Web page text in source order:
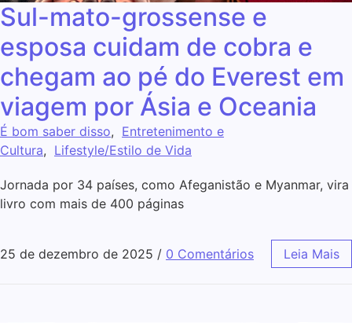
Sul-mato-grossense e
esposa cuidam de cobra e
chegam ao pé do Everest em
viagem por Ásia e Oceania
É bom saber disso, Entretenimento e
Cultura, Lifestyle/Estilo de Vida
Jornada por 34 países, como Afeganistão e Myanmar, vira
livro com mais de 400 páginas
25 de dezembro de 2025 / 0 Comentários Leia Mais